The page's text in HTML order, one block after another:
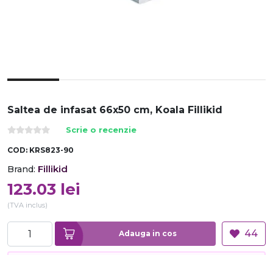
Saltea de infasat 66x50 cm, Koala Fillikid
Scrie o recenzie
COD: KRS823-90
Brand: Fillikid
123.03 lei
(TVA inclus)
Adauga in cos 44